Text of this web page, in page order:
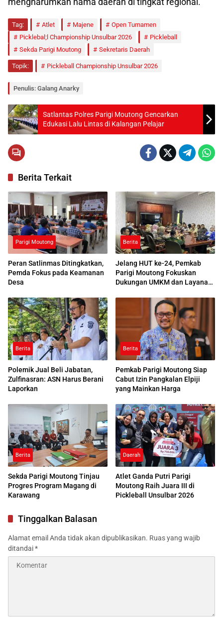
Tag: Atlet Majene
Open Turnamen
Picklebal;l Championship Unsulbar 2026
Pickleball
Sekda Parigi Moutong
Sekretaris Daerah
Topik: Pickleball Championship Unsulbar 2026
Penulis: Galang Anarky
Satlantas Polres Parigi Moutong Gencarkan
Edukasi Lalu Lintas di Kalangan Pelajar
Berita Terkait
Parigi Moutong
Peran Satlinmas Ditingkatkan,
Pemda Fokus pada Keamanan
Desa
Berita
Jelang HUT ke-24, Pemkab
Parigi Moutong Fokuskan
Dukungan UMKM dan Layanan
Berita
Polemik Jual Beli Jabatan,
Zulfinasran: ASN Harus Berani
Laporkan
Berita
Pemkab Parigi Moutong Siap
Cabut Izin Pangkalan Elpiji
yang Mainkan Harga
Berita
Sekda Parigi Moutong Tinjau
Progres Program Magang di
Karawang
Daerah
Atlet Ganda Putri Parigi
Moutong Raih Juara III di
Pickleball Unsulbar 2026
Tinggalkan Balasan
Alamat email Anda tidak akan dipublikasikan. Ruas yang wajib
ditandai*